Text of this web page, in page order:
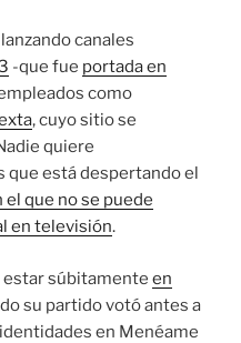
lanzando canales
-que fue portada en
como
, cuyo sitio se
quiere
que está despertando el
el que no se puede
en televisión.
estar súbitamente en
su partido votó antes a
en Menéame